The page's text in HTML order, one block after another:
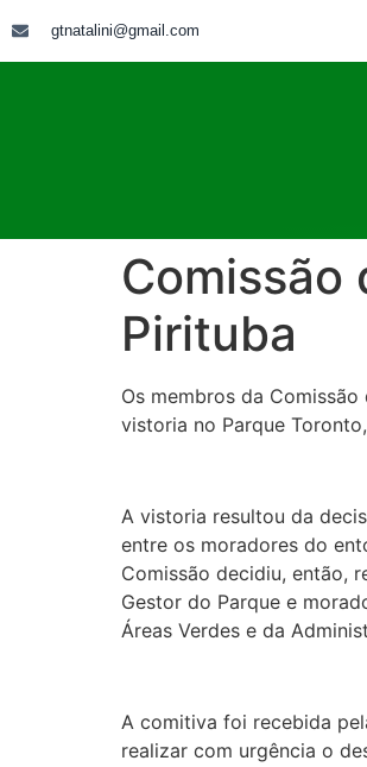
gtnatalini@gmail.com
Comissão
Pirituba
Os membros da
vistoria no Parque
A vistoria resultou da
entre os moradores do
Comissão decidiu, então,
Gestor do Parque e
Áreas Verdes e da
A comitiva foi recebida
realizar com urgência o